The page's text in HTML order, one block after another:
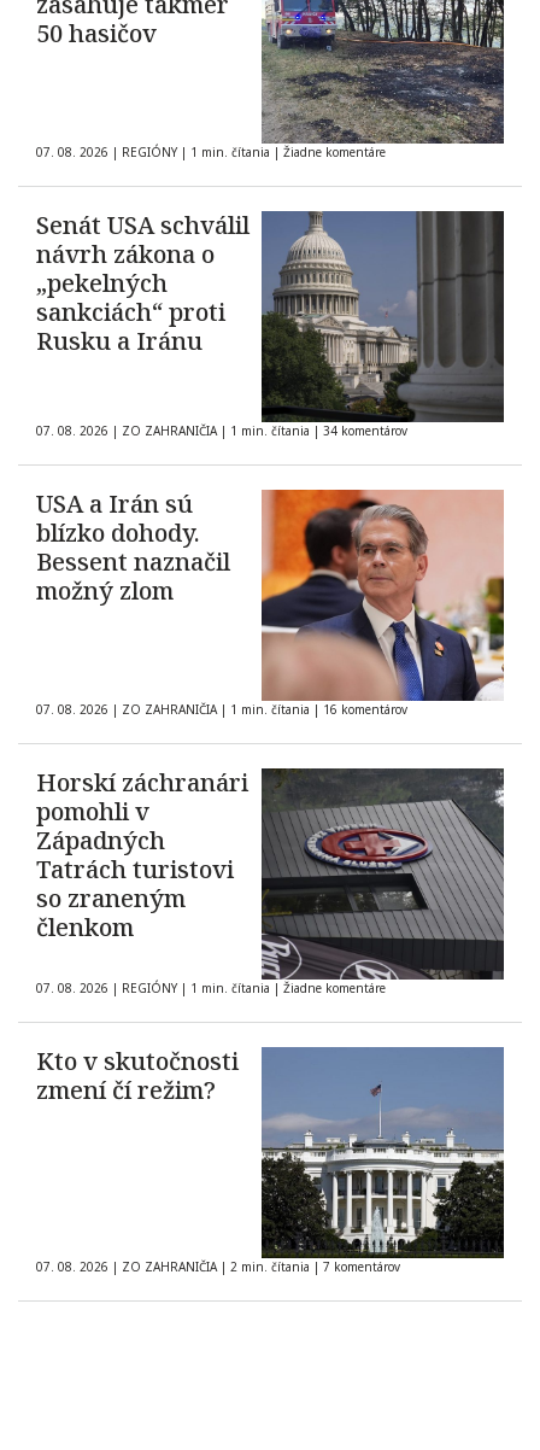
50 hasičov
07. 08. 2026 | REGIÓNY | 1 min. čítania | Žiadne komentáre
Senát USA schválil
návrh zákona o
„pekelných
sankciách“ proti
Rusku a Iránu
07. 08. 2026 | ZO ZAHRANIČIA | 1 min. čítania | 34 komentárov
USA a Irán sú
blízko dohody.
Bessent naznačil
možný zlom
07. 08. 2026 | ZO ZAHRANIČIA | 1 min. čítania | 16 komentárov
Horskí záchranári
pomohli v
Západných
Tatrách turistovi
so zraneným
členkom
07. 08. 2026 | REGIÓNY | 1 min. čítania | Žiadne komentáre
Kto v skutočnosti
zmení čí režim?
07. 08. 2026 | ZO ZAHRANIČIA | 2 min. čítania | 7 komentárov